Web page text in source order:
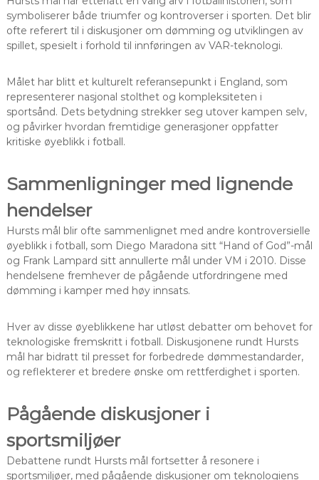
symboliserer både triumfer og kontroverser i sporten. Det blir
ofte referert til i diskusjoner om dømming og utviklingen av
spillet, spesielt i forhold til innføringen av VAR-teknologi.
Målet har blitt et kulturelt referansepunkt i England, som
representerer nasjonal stolthet og kompleksiteten i
sportsånd. Dets betydning strekker seg utover kampen selv,
og påvirker hvordan fremtidige generasjoner oppfatter
kritiske øyeblikk i fotball.
Sammenligninger med lignende
hendelser
Hursts mål blir ofte sammenlignet med andre kontroversielle
øyeblikk i fotball, som Diego Maradona sitt “Hand of God”-mål
og Frank Lampard sitt annullerte mål under VM i 2010. Disse
hendelsene fremhever de pågående utfordringene med
dømming i kamper med høy innsats.
Hver av disse øyeblikkene har utløst debatter om behovet for
teknologiske fremskritt i fotball. Diskusjonene rundt Hursts
mål har bidratt til presset for forbedrede dømmestandarder,
og reflekterer et bredere ønske om rettferdighet i sporten.
Pågående diskusjoner i
sportsmiljøer
Debattene rundt Hursts mål fortsetter å resonere i
sportsmiljøer, med pågående diskusjoner om teknologiens